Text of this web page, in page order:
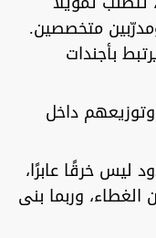
متخصصين.
بأجندات
داخل
ليس خرقًا عابرًا،
وربما بنى